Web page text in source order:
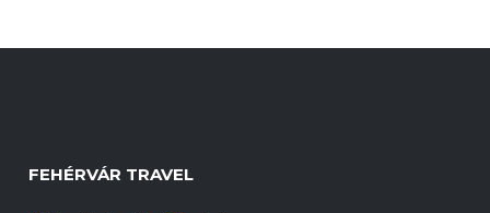
FEHÉRVÁR TRAVEL